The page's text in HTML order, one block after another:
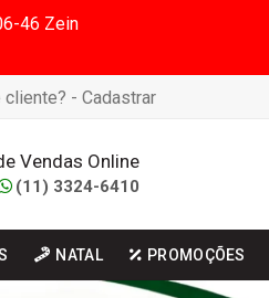
46 Zein
cliente? - Cadastrar
Vendas Online
(11) 3324-6410
NATAL PROMOÇÕES